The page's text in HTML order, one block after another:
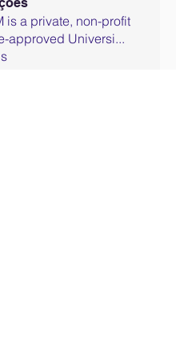
is a private, non-profit
approved Universi...